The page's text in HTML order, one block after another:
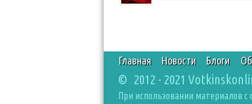
Главная Новости Блоги
© 2012 - 2021
При использовании материалов с